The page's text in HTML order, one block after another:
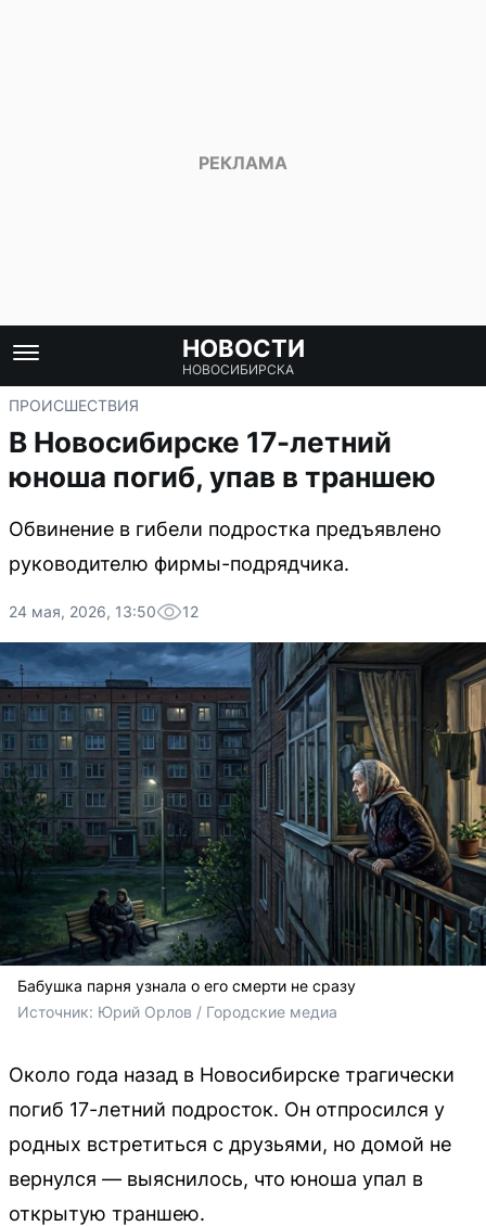
НОВОСТИ
НОВОСИБИРСКА
ПРОИСШЕСТВИЯ
В Новосибирске 17-летний
юноша погиб, упав в траншею
Обвинение в гибели подростка предъявлено
руководителю фирмы-подрядчика.
24 мая, 2026, 13:50 12
Бабушка парня узнала о его смерти не сразу
Источник: Юрий Орлов / Городские медиа
Около года назад в Новосибирске трагически
погиб 17-летний подросток. Он отпросился у
родных встретиться с друзьями, но домой не
вернулся — выяснилось, что юноша упал в
открытую траншею.